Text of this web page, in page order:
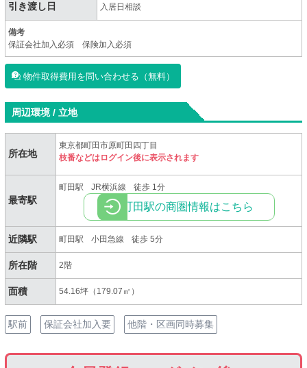
引き渡し日 入居日相談
備考
保証会社加入必須 保険加入必須
物件取得費用を問い合わせる（無料）
周辺環境 / 立地
所在地
東京都町田市原町田四丁目
枝番などはログイン後に表示されます
最寄駅
町田駅 JR横浜線 徒歩 1分
町田駅の商圏情報はこちら
近隣駅 町田駅 小田急線 徒歩 5分
所在階 2階
面積 54.16坪（179.07㎡）
駅前 保証会社加入要 他階・区画同時募集